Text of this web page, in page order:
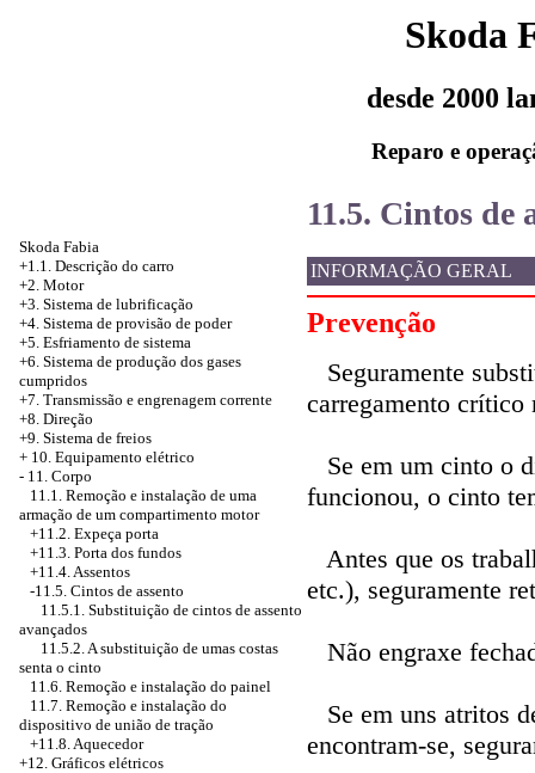
Skoda
desde 2000
Reparo e
Skoda Fabia
+1.1. Descrição do carro
+2. Motor
+3. Sistema de lubrificação
+4. Sistema de provisão de poder
+5. Esfriamento de sistema
+6. Sistema de produção dos gases
cumpridos
+7. Transmissão e engrenagem corrente
+8. Direção
+9. Sistema de freios
+ 10. Equipamento elétrico
- 11. Corpo
11.1. Remoção e instalação de uma
armação de um compartimento motor
+11.2. Expeça porta
+11.3. Porta dos fundos
+11.4. Assentos
-11.5. Cintos de assento
11.5.1. Substituição de cintos de assento
avançados
11.5.2. A substituição de umas costas
senta o cinto
11.6. Remoção e instalação do painel
11.7. Remoção e instalação do
dispositivo de união de tração
+11.8. Aquecedor
+12. Gráficos elétricos
11.5. Cintos de
INFORMAÇÃO GERAL
Prevenção
Seguramente
carregamento crítico
Se em um cinto o
funcionou, o cinto
Antes que os
etc.), seguramente
Não engraxe
Se em uns atritos
encontram-se,